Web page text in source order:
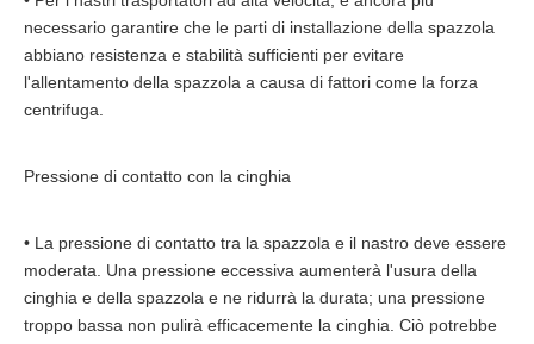
necessario garantire che le parti di installazione della spazzola
abbiano resistenza e stabilità sufficienti per evitare
l'allentamento della spazzola a causa di fattori come la forza
centrifuga.
Pressione di contatto con la cinghia
• La pressione di contatto tra la spazzola e il nastro deve essere
moderata. Una pressione eccessiva aumenterà l'usura della
cinghia e della spazzola e ne ridurrà la durata; una pressione
troppo bassa non pulirà efficacemente la cinghia. Ciò potrebbe